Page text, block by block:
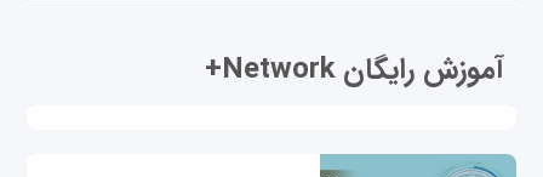
آموزش رایگان Network+